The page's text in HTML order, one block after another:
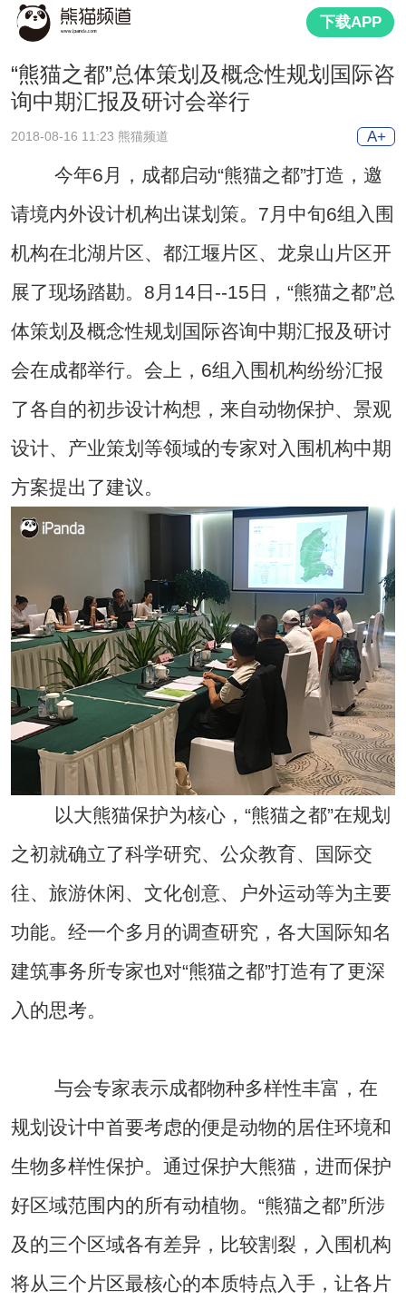
下载APP
“熊猫之都”总体策划及概念性规划国际咨
询中期汇报及研讨会举行
2018-08-16 11:23 熊猫频道 A+
今年6月，成都启动“熊猫之都”打造，邀
请境内外设计机构出谋划策。7月中旬6组入围
机构在北湖片区、都江堰片区、龙泉山片区开
展了现场踏勘。8月14日--15日，“熊猫之都”总
体策划及概念性规划国际咨询中期汇报及研讨
会在成都举行。会上，6组入围机构纷纷汇报
了各自的初步设计构想，来自动物保护、景观
设计、产业策划等领域的专家对入围机构中期
方案提出了建议。
以大熊猫保护为核心，“熊猫之都”在规划
之初就确立了科学研究、公众教育、国际交
往、旅游休闲、文化创意、户外运动等为主要
功能。经一个多月的调查研究，各大国际知名
建筑事务所专家也对“熊猫之都”打造有了更深
入的思考。
与会专家表示成都物种多样性丰富，在
规划设计中首要考虑的便是动物的居住环境和
生物多样性保护。通过保护大熊猫，进而保护
好区域范围内的所有动植物。“熊猫之都”所涉
及的三个区域各有差异，比较割裂，入围机构
将从三个片区最核心的本质特点入手，让各片